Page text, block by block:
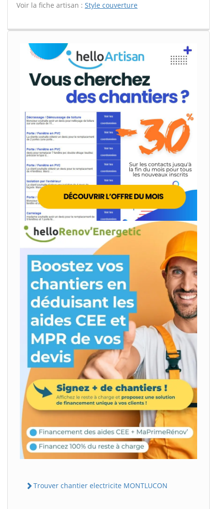
Voir la fiche artisan : Style couverture
Trouver chantier electricite MONTLUCON